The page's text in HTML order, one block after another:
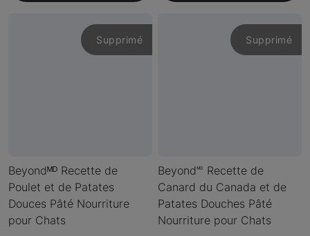
Supprimé
Beyondᴹᴰ Recette de
Poulet et de Patates
Douces Pâté Nourriture
pour Chats
Supprimé
Beyond🅫 Recette de
Canard du Canada et de
Patates Douches Pâté
Nourriture pour Chats